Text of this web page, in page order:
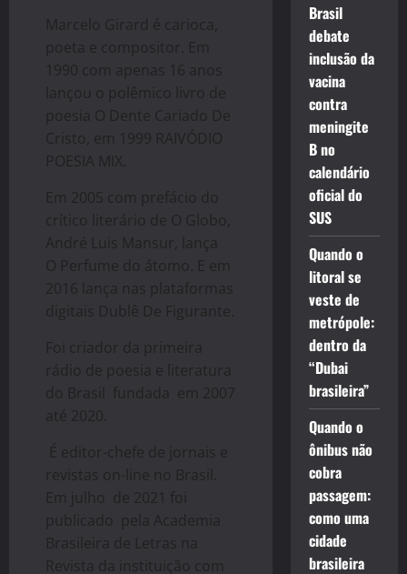
Marcelo Girard é carioca,
poeta e compositor. Em
1990 com apenas 16 anos
lançou o polêmico livro de
poesia O Dente Cariado De
Cristo, em 1999 RAIVÓDIO
POESIA MIX.
Em 2005 com prefácio do
crítico literário de O Globo,
André Luis Mansur, lança
O Perfume do átomo. E em
2016 lança nas plataformas
digitais Dublê De Figurante.
Foi criador da primeira
rádio de poesia e literatura
do Brasil fundada em 2007
até 2020.
É editor-chefe de jornais e
revistas on-line no Brasil.
Em julho de 2021 foi
publicado pela Academia
Brasileira de Letras na
Revista da instituição com
Brasil
debate
inclusão da
vacina
contra
meningite
B no
calendário
oficial do
SUS
Quando o
litoral se
veste de
metrópole:
dentro da
“Dubai
brasileira”
Quando o
ônibus não
cobra
passagem:
como uma
cidade
brasileira